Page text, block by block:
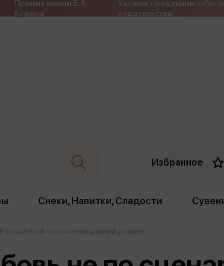
Премия имени Б.А.
Кожина
Каталог продукции
издательства
Избранное
Снеки, Напитки, Сладости